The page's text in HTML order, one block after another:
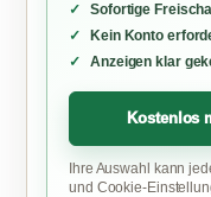
Sofortige
Kein Konto
Anzeigen klar
Kostenlos
Ihre Auswahl kann
und Cookie-